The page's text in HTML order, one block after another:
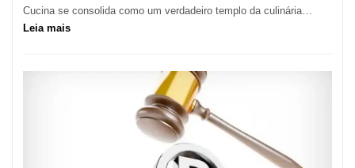
Cucina se consolida como um verdadeiro templo da culinária…
Leia mais: